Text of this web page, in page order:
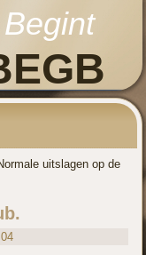
uitslagen op de